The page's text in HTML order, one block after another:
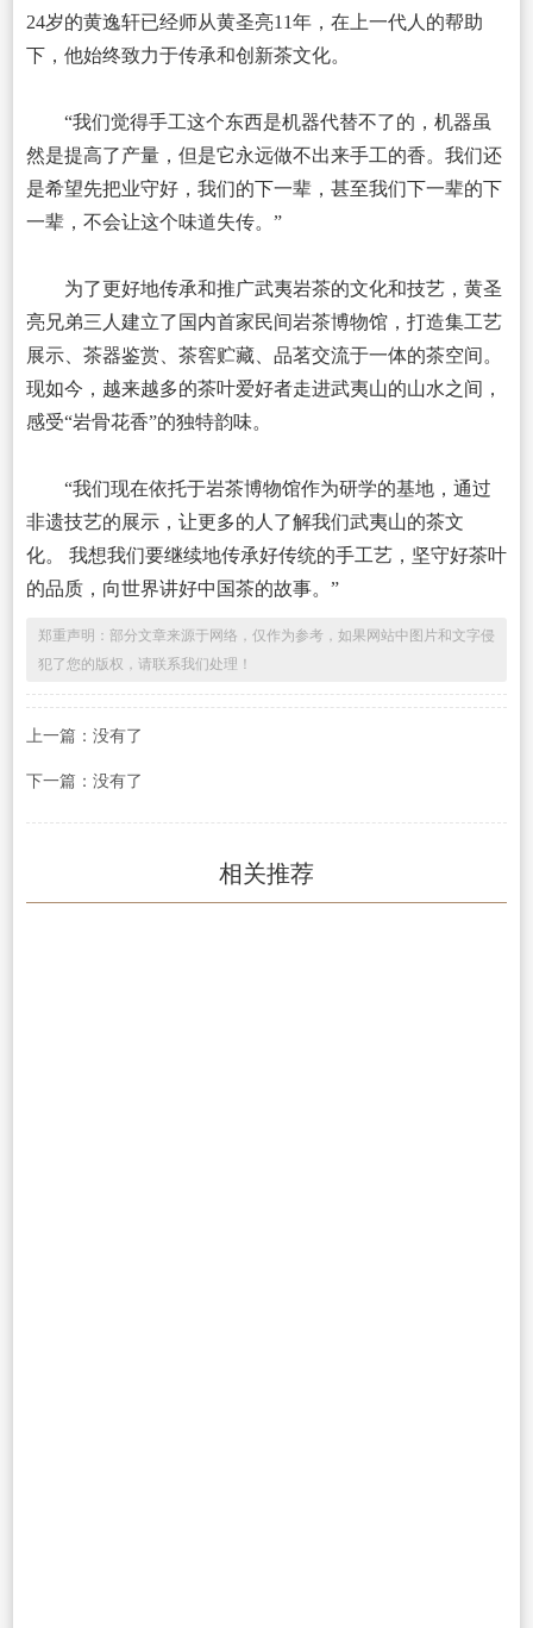
24岁的黄逸轩已经师从黄圣亮11年，在上一代人的帮助
下，他始终致力于传承和创新茶文化。
“我们觉得手工这个东西是机器代替不了的，机器虽
然是提高了产量，但是它永远做不出来手工的香。我们还
是希望先把业守好，我们的下一辈，甚至我们下一辈的下
一辈，不会让这个味道失传。”
为了更好地传承和推广武夷岩茶的文化和技艺，黄圣
亮兄弟三人建立了国内首家民间岩茶博物馆，打造集工艺
展示、茶器鉴赏、茶窖贮藏、品茗交流于一体的茶空间。
现如今，越来越多的茶叶爱好者走进武夷山的山水之间，
感受“岩骨花香”的独特韵味。
“我们现在依托于岩茶博物馆作为研学的基地，通过
非遗技艺的展示，让更多的人了解我们武夷山的茶文
化。 我想我们要继续地传承好传统的手工艺，坚守好茶叶
的品质，向世界讲好中国茶的故事。”
郑重声明：部分文章来源于网络，仅作为参考，如果网站中图片和文字侵
犯了您的版权，请联系我们处理！
上一篇：没有了
下一篇：没有了
相关推荐